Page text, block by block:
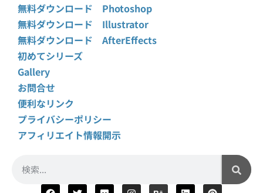
無料ダウンロード Photoshop
無料ダウンロード Illustrator
無料ダウンロード AfterEffects
初めてシリーズ
Gallery
お問合せ
便利なリンク
プライバシーポリシー
アフィリエイト情報開示